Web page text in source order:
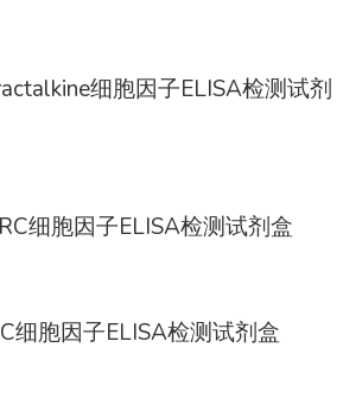
细胞因子ELISA检测试剂
细胞因子ELISA检测试剂盒
细胞因子ELISA检测试剂盒